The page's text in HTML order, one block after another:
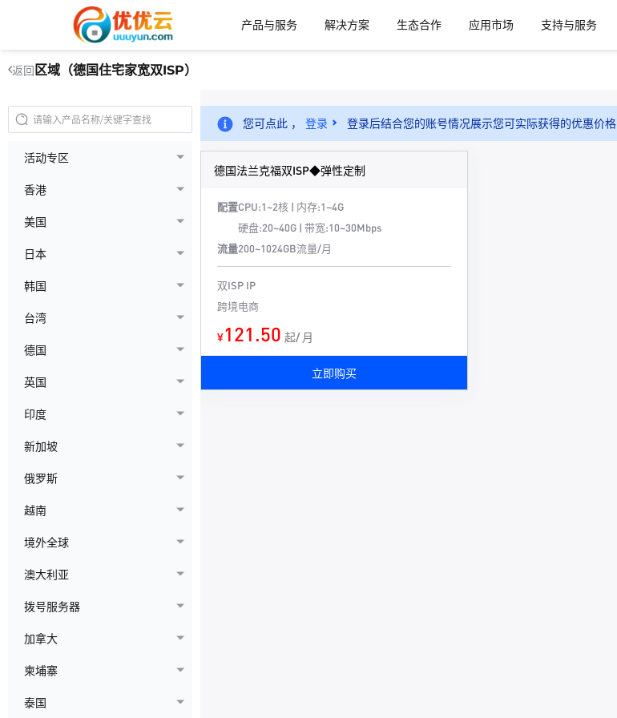
产品与服务 解决方案 生态合作 应用市场 支持与服务
返回 区域（德国住宅家宽双ISP）
活动专区
香港
美国
日本
韩国
台湾
德国
英国
印度
新加坡
俄罗斯
越南
境外全球
澳大利亚
拨号服务器
加拿大
柬埔寨
泰国
您可点此 ， 登录 登录后结合您的账号情况展示您可实际获得的优惠价格
德国法兰克福双ISP◆弹性定制
配置CPU:1~2核 | 内存:1~4G
硬盘:20~40G | 带宽:10~30Mbps
流量200~1024GB流量/月
双ISP IP
跨境电商
¥121.50 起/ 月
立即购买